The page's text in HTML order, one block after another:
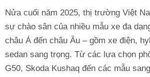
Nửa cuối năm 2025, thị trường Việt
sự chào sân của nhiều mẫu xe đa
châu Á đến châu Âu – gồm xe điện,
sedan sang trọng. Từ các lựa chọn
G50, Skoda Kushaq đến các mẫu